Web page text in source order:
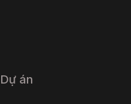
Dự án